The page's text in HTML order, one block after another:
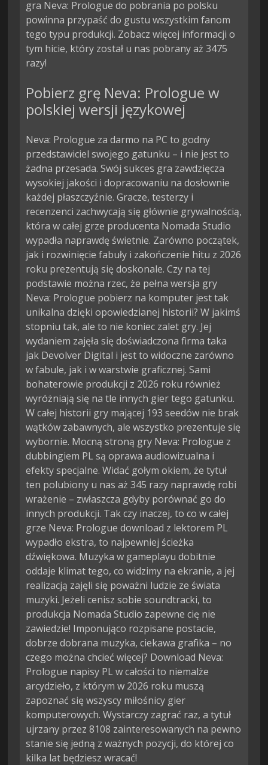
gra Neva: Prologue do pobrania po polsku
powinna przypaść do gustu wszystkim fanom
tego typu produkcji. Zobacz więcej informacji o
tym hicie, który został u nas pobrany aż 3475
razy!
Pobierz grę Neva: Prologue w
polskiej wersji językowej
Neva: Prologue za darmo na PC to godny
przedstawiciel swojego gatunku – i nie jest to
żadna przesada. Swój sukces gra zawdzięcza
wysokiej jakości i dopracowaniu na dosłownie
każdej płaszczyźnie. Gracze, testerzy i
recenzenci zachwycają się głównie grywalnością,
która w całej grze producenta Nomada Studio
wypadła naprawdę świetnie. Zarówno początek,
jak i rozwinięcie fabuły i zakończenie hitu z 2026
roku prezentują się doskonale. Czy na tej
podstawie można rzec, że pełna wersja gry
Neva: Prologue pobierz na komputer jest tak
unikalna dzięki opowiedzianej historii? W jakimś
stopniu tak, ale to nie koniec zalet gry. Jej
wydaniem zajęła się doświadczona firma taka
jak Devolver Digital i jest to widoczne zarówno
w fabule, jak i w warstwie graficznej. Sami
bohaterowie produkcji z 2026 roku również
wyróżniają się na tle innych gier tego gatunku.
W całej historii gry mającej 193 seedów nie brak
wątków zabawnych, ale wszystko prezentuje się
wybornie. Mocną stroną gry Neva: Prologue z
dubbingiem PL są oprawa audiowizualna i
efekty specjalne. Widać gołym okiem, że tytuł
ten polubiony u nas aż 345 razy naprawdę robi
wrażenie – zwłaszcza gdyby porównać go do
innych produkcji. Tak czy inaczej, to co w całej
grze Neva: Prologue download z lektorem PL
wypadło ekstra, to najpewniej ścieżka
dźwiękowa. Muzyka w gameplayu dobitnie
oddaje klimat tego, co widzimy na ekranie, a jej
realizacją zajęli się poważni ludzie ze świata
muzyki. Jeżeli cenisz sobie soundtracki, to
produkcja Nomada Studio zapewne cię nie
zawiedzie! Imponująco rozpisane postacie,
dobrze dobrana muzyka, ciekawa grafika – no
czego można chcieć więcej? Download Neva:
Prologue napisy PL w całości to niemalże
arcydzieło, z którym w 2026 roku muszą
zapoznać się wszyscy miłośnicy gier
komputerowych. Wystarczy zagrać raz, a tytuł
ujrzany przez 8108 zainteresowanych na pewno
stanie się jedną z ważnych pozycji, do której co
kilka lat będziesz wracać!